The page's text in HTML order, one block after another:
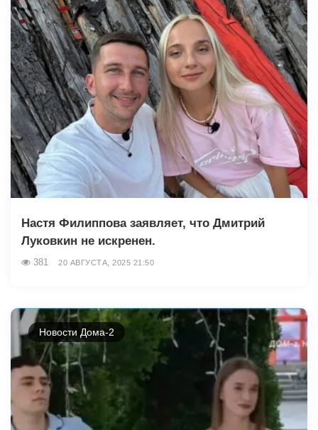
Настя Филиппова заявляет, что Дмитрий
Луковкин не искренен.
381 20 АВГУСТА, 2025 21:50
Новости Дома-2